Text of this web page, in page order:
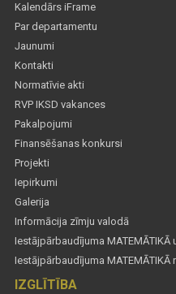
Kalendārs iFrame
Par departamentu
Jaunumi
Kontakti
Normatīvie akti
RVP IKSD vakances
Pakalpojumi
Finansēšanas konkursi
Projekti
Iepirkumi
Galerija
Informācija zīmju valodā
Iestājpārbaudījuma MATEMĀTIKĀ
Iestājpārbaudījuma MATEMĀTIKĀ
IZGLĪTĪBA